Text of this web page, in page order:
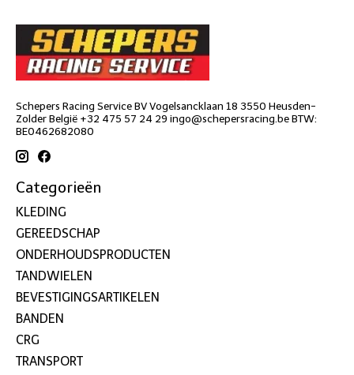
Schepers Racing Service BV Vogelsancklaan 18 3550 Heusden-
Zolder België +32 475 57 24 29 ingo@schepersracing.beBTW:
BE0462682080
Categorieën
KLEDING
GEREEDSCHAP
ONDERHOUDSPRODUCTEN
TANDWIELEN
BEVESTIGINGSARTIKELEN
BANDEN
CRG
TRANSPORT